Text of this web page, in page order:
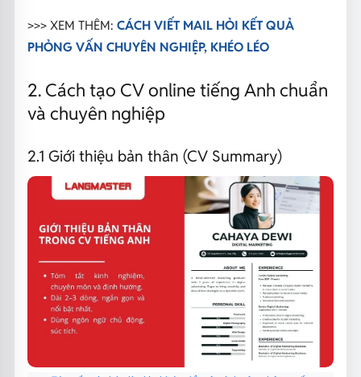
>>> XEM THÊM: CÁCH VIẾT MAIL HỎI KẾT QUẢ
PHỎNG VẤN CHUYÊN NGHIỆP, KHÉO LÉO
2. Cách tạo CV online tiếng Anh chuẩn
và chuyên nghiệp
2.1 Giới thiệu bản thân (CV Summary)